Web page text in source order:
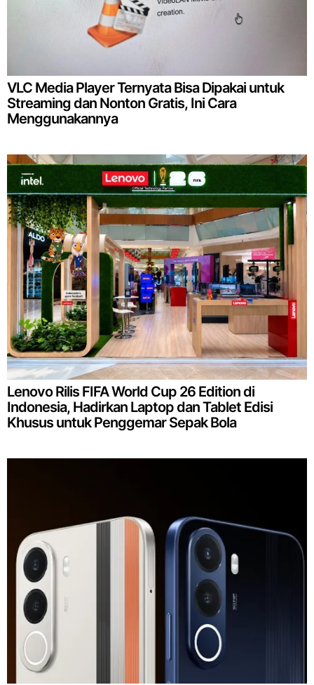
VLC Media Player Ternyata Bisa Dipakai untuk
Streaming dan Nonton Gratis, Ini Cara
Menggunakannya
Lenovo Rilis FIFA World Cup 26 Edition di
Indonesia, Hadirkan Laptop dan Tablet Edisi
Khusus untuk Penggemar Sepak Bola